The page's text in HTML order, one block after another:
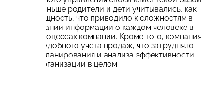
данных. Раньше родители и дети учитывались, как
единая сущность, что приводило к сложностям в
отслеживании информации о каждом человеке в
бизнес-процессах компании. Кроме того, компания
не имела удобного учета продаж, что затрудняло
процесс планирования и анализа эффективности
работы организации в целом.